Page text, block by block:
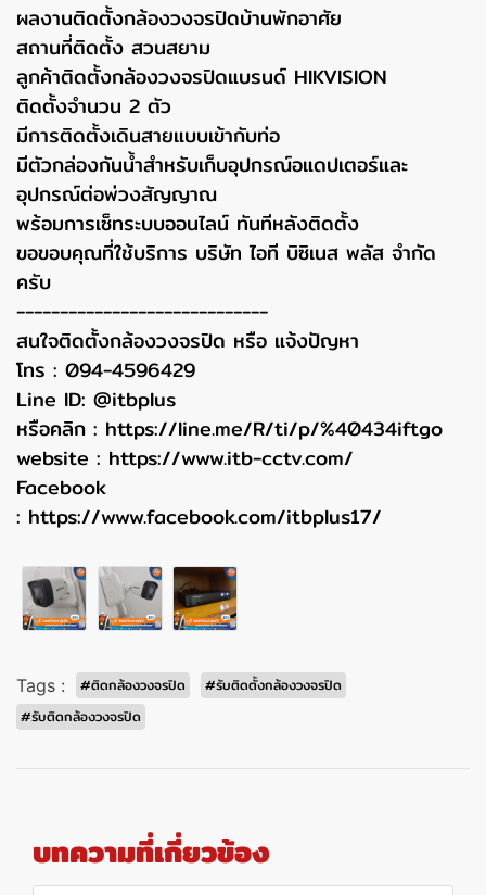
ผลงานติดตั้งกล้องวงจรปิดบ้านพักอาศัย
สถานที่ติดตั้ง สวนสยาม
ลูกค้าติดตั้งกล้องวงจรปิดแบรนด์ HIKVISION
ติดตั้งจำนวน 2 ตัว
มีการติดตั้งเดินสายแบบเข้ากับท่อ
มีตัวกล่องกันน้ำสำหรับเก็บอุปกรณ์อแดปเตอร์และ
อุปกรณ์ต่อพ่วงสัญญาณ
พร้อมการเซ็ทระบบออนไลน์ ทันทีหลังติดตั้ง
ขอขอบคุณที่ใช้บริการ บริษัท ไอที บิซิเนส พลัส จำกัด
ครับ
-----------------------------
สนใจติดตั้งกล้องวงจรปิด หรือ แจ้งปัญหา
โทร : 094-4596429
Line ID: @itbplus
หรือคลิก : https://line.me/R/ti/p/%40434iftgo
website : https://www.itb-cctv.com/
Facebook
: https://www.facebook.com/itbplus17/
Tags : #ติดกล้องวงจรปิด
#รับติดตั้งกล้องวงจรปิด
#รับติดกล้องวงจรปิด
บทความที่เกี่ยวข้อง